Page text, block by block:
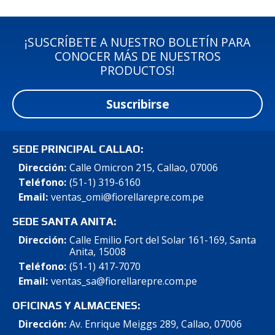
¡SUSCRÍBETE A NUESTRO BOLETÍN PARA
CONOCER MÁS DE NUESTROS
PRODUCTOS!
Suscribirse
SEDE PRINCIPAL CALLAO:
Dirección: Calle Omicron 215, Callao, 07006
Teléfono: (51-1) 319-6160
Email: ventas_omi@fiorellarepre.com.pe
SEDE SANTA ANITA:
Dirección: Calle Emilio Fort del Solar 161-169, Santa
Anita, 15008
Teléfono: (51-1) 417-7070
Email: ventas_sa@fiorellarepre.com.pe
OFICINAS Y ALMACENES:
Dirección: Av. Enrique Meiggs 289, Callao, 07006